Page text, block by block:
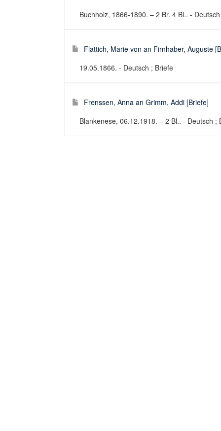
Buchholz, 1866-1890. – 2 Br. 4 Bl.. -
Flattich, Marie von an Firnhaber, Auguste
19.05.1866. - Deutsch ; Briefe
Frenssen, Anna an Grimm, Addi [Briefe]
Blankenese, 06.12.1918. – 2 Bl.. - Deutsch ;